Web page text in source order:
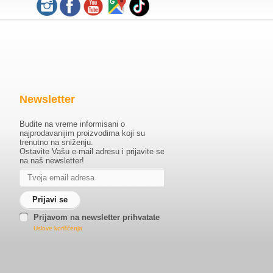
Newsletter
Budite na vreme informisani o
najprodavanijim proizvodima koji su
trenutno na sniženju.
Ostavite Vašu e-mail adresu i prijavite se
na naš newsletter!
Prijavom na newsletter prihvatate
Uslove korišćenja